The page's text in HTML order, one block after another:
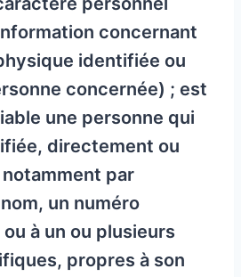
concernant
identifiée ou
concernée) ; est
une personne qui
directement ou
par
un numéro
à un ou plusieurs
propres à son